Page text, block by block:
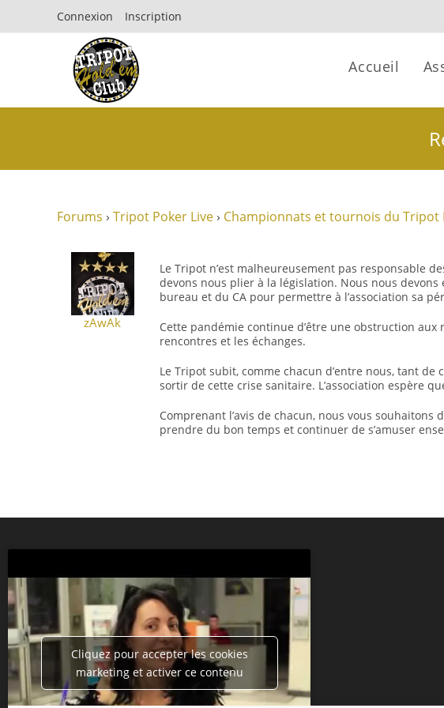
Connexion Inscription
Accueil
Forums › Tripot Poker Live › Championnats et tournois du Tripot
zAwAk
Le Tripot n’est malheureusement pas responsable
devons nous plier à la législation. Nous nous
bureau et du CA pour permettre à l’association sa
Cette pandémie continue d’être une obstruction
rencontres et les échanges.
Le Tripot subit, comme chacun d’entre nous, tant
sortir de cette crise sanitaire. L’association espère
Comprenant l’avis de chacun, nous vous
prendre du bon temps et continuer de s’amuser
Cliquez pour accepter les cookies
marketing et activer ce contenu